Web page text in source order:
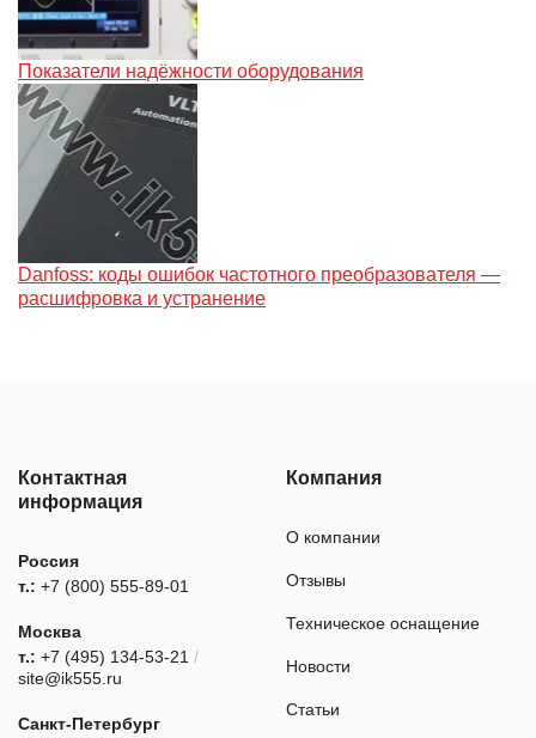
Показатели надёжности оборудования
Danfoss: коды ошибок частотного преобразователя —
расшифровка и устранение
Контактная
информация
Россия
т.: +7 (800) 555-89-01
Москва
т.: +7 (495) 134-53-21 /
site@ik555.ru
Санкт-Петербург
Компания
О компании
Отзывы
Техническое оснащение
Новости
Статьи